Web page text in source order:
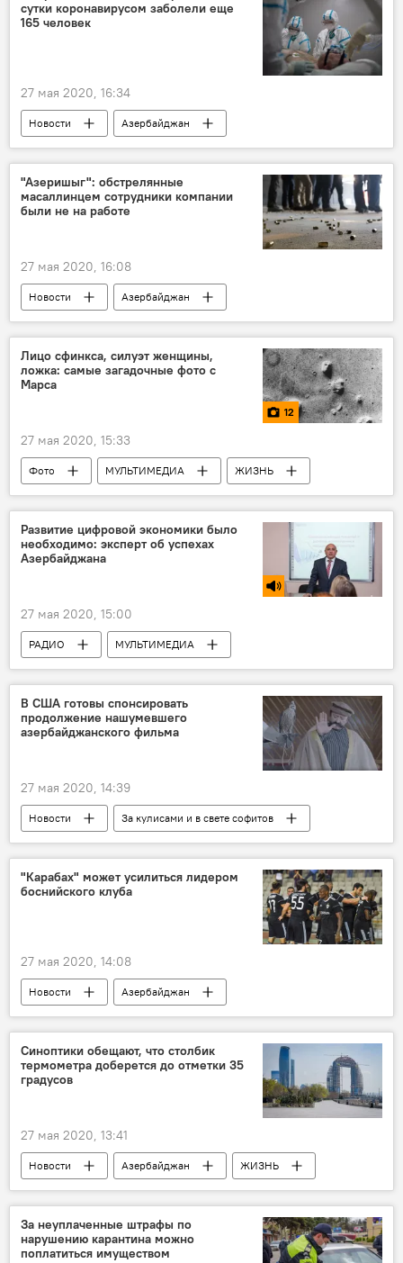
контрабандисты
сутки коронавирусом заболели еще
165 человек
27 мая 2020, 16:34
Новости
Азербайджан
Происшествия
ЖИЗНЬ
Здоровье
Кабинет министров АР
"Азеришыг": обстрелянные
масаллинцем сотрудники компании
были не на работе
27 мая 2020, 16:08
Новости
Азербайджан
Происшествия
ЖИЗНЬ
Экономика
ОАО Azərişıq
Лицо сфинкса, силуэт женщины,
ложка: самые загадочные фото с
Марса
12
27 мая 2020, 15:33
Фото МУЛЬТИМЕДИА
ЖИЗНЬ
Новости мира
Новости
Развитие цифровой экономики было
необходимо: эксперт об успехах
Азербайджана
27 мая 2020, 15:00
РАДИО
МУЛЬТИМЕДИА
Экономика
Азербайджан Новости
В США готовы спонсировать
продолжение нашумевшего
азербайджанского фильма
27 мая 2020, 14:39
Новости
За кулисами и в свете софитов
Новости мира
Азербайджан
Культура
ЖИЗНЬ
фильм
Спонсирование
"Карабах" может усилиться лидером
боснийского клуба
27 мая 2020, 14:08
Новости
Азербайджан
Новости мира
Спорт
ЖИЗНЬ
ФК "Карабах"
Босния и Герцеговина
Полузащитник
Синоптики обещают, что столбик
термометра доберется до отметки 35
градусов
27 мая 2020, 13:41
Новости Азербайджан
ЖИЗНЬ
Баку
тепло
За неуплаченные штрафы по
нарушению карантина можно
поплатиться имуществом